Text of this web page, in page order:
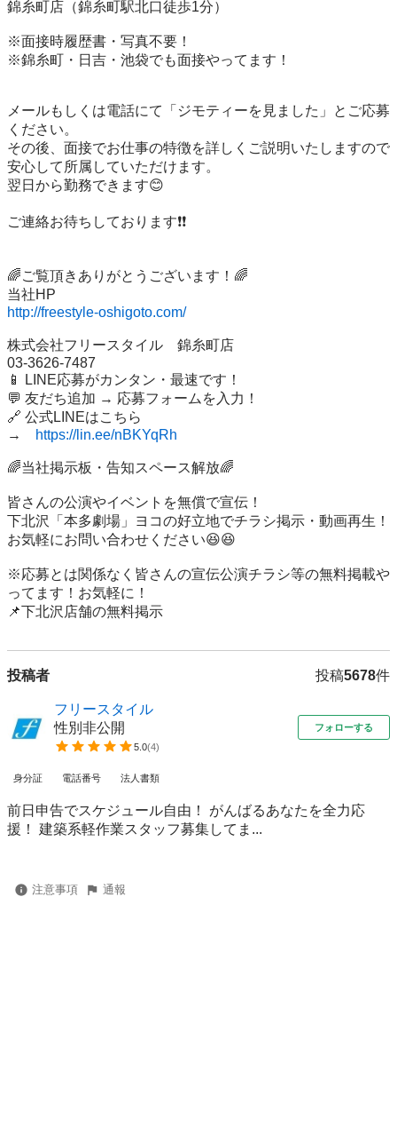
錦糸町店（錦糸町駅北口徒歩1分）
※面接時履歴書・写真不要！
※錦糸町・日吉・池袋でも面接やってます！
メールもしくは電話にて「ジモティーを見ました」とご応募
ください。
その後、面接でお仕事の特徴を詳しくご説明いたしますので
安心して所属していただけます。
翌日から勤務できます😊
ご連絡お待ちしております❗❗
🌈ご覧頂きありがとうございます！🌈
http://freestyle-oshigoto.com/
株式会社フリースタイル　錦糸町店
03-3626-7487
📱 LINE応募がカンタン・最速です！
💬 友だち追加 → 応募フォームを入力！
🔗 公式LINEはこちら
→
https://lin.ee/nBKYqRh
🌈当社掲示板・告知スペース解放🌈
皆さんの公演やイベントを無償で宣伝！
下北沢「本多劇場」ヨコの好立地でチラシ掲示・動画再生！
お気軽にお問い合わせください😆😆
※応募とは関係なく皆さんの宣伝公演チラシ等の無料掲載や
ってます！お気軽に！
投稿者 投稿5678件
フリースタイル
性別非公開
5.0(4)
フォローする
身分証 電話番号 法人書類
前日申告でスケジュール自由！ がんばるあなたを全力応
援！ 建築系軽作業スタッフ募集してま...
注意事項 通報